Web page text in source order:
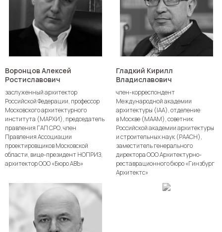
Воронцов Алексей
Ростиславович
заслуженный архитектор
Российской Федерации, профессор
Московского архитектурного
института (МАРХИ), председатель
правления ГАП СРО, член
Правления Ассоциации
проектировщиков Московской
области, вице-президент НОПРИЗ,
архитектор ООО «Бюро АВЪ»
Гладкий Кирилл
Владиславович
член-корреспондент
Международной академии
архитектуры (IAA), отделение
в Москве (МААМ), советник
Российской академии архитектуры
и строительных наук (РААСН),
заместитель генерального
директора ООО Архитектурно-
реставрационного бюро «Гинзбург
Архитектс»